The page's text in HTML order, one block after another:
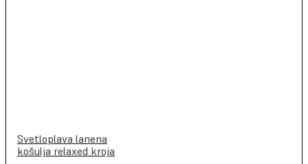
Svetloplava lanena
košulja relaxed kroja